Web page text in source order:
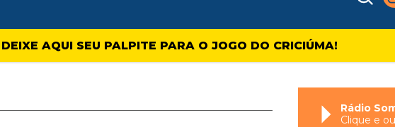
DEIXE AQUI SEU PALPITE PARA O JOGO DO CRICIÚMA!
Rádio
Clique e